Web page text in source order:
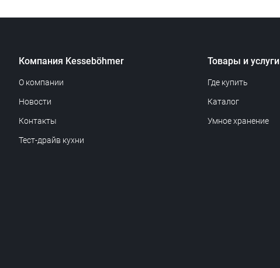
Компания Kesseböhmer
О компании
Новости
Контакты
Тест-драйв кухни
Товары и услуги
Где купить
Каталог
Умное хранение